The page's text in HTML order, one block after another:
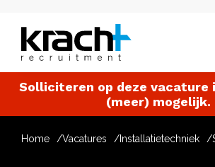
Solliciteren op deze vacature
(meer) mogelijk.
Home Vacatures Installatietechniek